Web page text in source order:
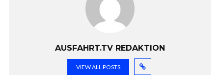
AUSFAHRT.TV REDAKTION
VIEW ALL POSTS